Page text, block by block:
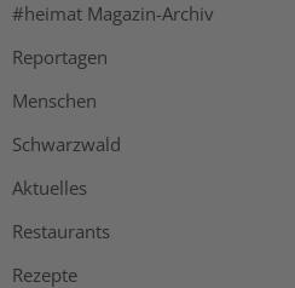
#heimat Magazin-Archiv
Reportagen
Menschen
Schwarzwald
Aktuelles
Restaurants
Rezepte